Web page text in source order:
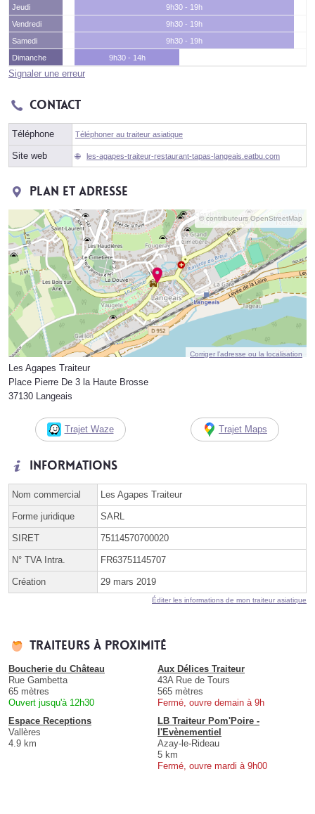
Jeudi
9h30 - 19h
Vendredi
9h30 - 19h
Samedi
9h30 - 19h
Dimanche
9h30 - 14h
Signaler une erreur
Contact
Téléphone Téléphoner au traiteur asiatique
Site web les-agapes-traiteur-restaurant-tapas-langeais.eatbu.com
Plan et adresse
© contributeurs OpenStreetMap
Corriger l’adresse ou la localisation
Les Agapes Traiteur
Place Pierre De 3 la Haute Brosse
37130 Langeais
Trajet Waze Trajet Maps
Informations
Nom commercial Les Agapes Traiteur
Forme juridique SARL
SIRET 75114570700020
N° TVA Intra. FR63751145707
Création 29 mars 2019
Éditer les informations de mon traiteur asiatique
Traiteurs à proximité
Boucherie du Château
Rue Gambetta
65 mètres
Ouvert jusqu'à 12h30
Aux Délices Traiteur
43A Rue de Tours
565 mètres
Fermé, ouvre demain à 9h
Espace Receptions
Vallères
4.9 km
LB Traiteur Pom'Poire -
l'Evènementiel
Azay-le-Rideau
5 km
Fermé, ouvre mardi à 9h00